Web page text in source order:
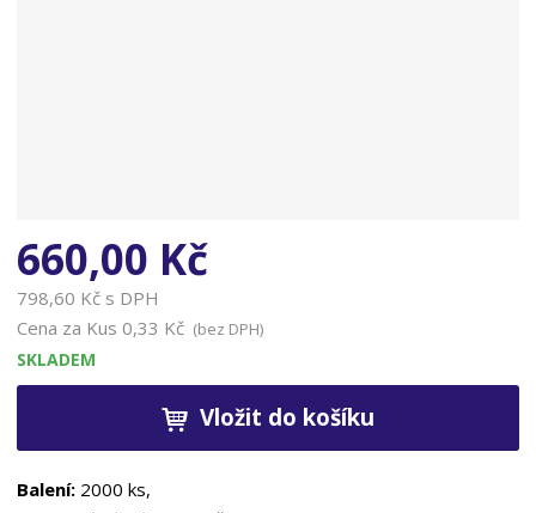
660,00 Kč
798,60 Kč s DPH
Cena za Kus 0,33 Kč (bez DPH)
SKLADEM
Vložit do košíku
Balení: 2000 ks,